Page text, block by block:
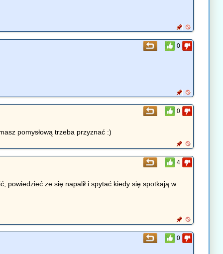
0
0
pomysłową trzeba przyznać :)
4
powiedzieć ze się napalił i spytać kiedy się spotkają w
0